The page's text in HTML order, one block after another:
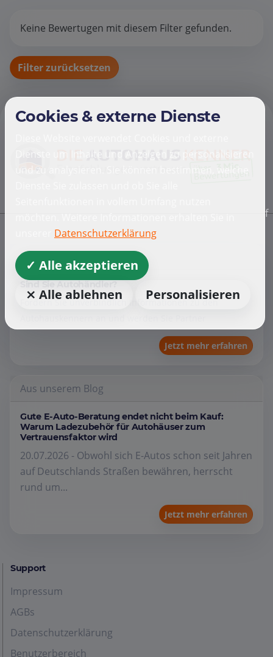
Keine Bewertugen mit diesem Filter gefunden.
Filter zurücksetzen
Händler
Fordern Sie unverbindlich Informationen zu den
Jetzt mehr erfahren
Aus unserem Blog
Gute E-Auto-Beratung endet nicht beim Kauf:
Warum Ladezubehör für Autohäuser zum
Vertrauensfaktor wird
20.07.2026 - Obwohl sich E-Autos schon seit Jahren
auf Deutschlands Straßen bewähren, herrscht
rund um...
Jetzt mehr erfahren
Support
Impressum
AGBs
Datenschutzerklärung
Benutzerbereich
Cookies & externe Dienste
Dienste um Inhalte und Anzeigen zu personalisieren
und zu analysieren. Sie können bestimmen, welche
Datenschutzerklärung
✓ Alle akzeptieren
⨯ Alle ablehnen
Personalisieren
f